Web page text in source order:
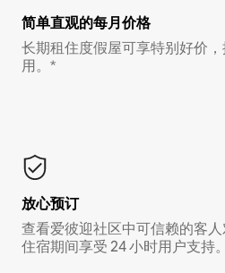
简单直观的每月价格
长期租住度假屋可享特别好价
用。*
放心预订
查看爱彼迎社区中可信赖的客
住宿期间享受 24 小时用户支持。